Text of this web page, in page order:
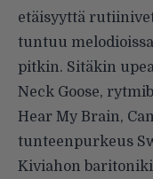
etäisyyttä
tuntuu
pitkin. Sitäkin
Neck Goose,
Hear My Brain,
tunteenpurkeus
Kiviahon